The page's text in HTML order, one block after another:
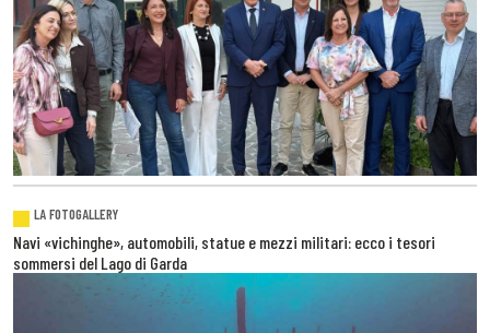
LA FOTOGALLERY
Navi «vichinghe», automobili, statue e mezzi militari: ecco i tesori
sommersi del Lago di Garda